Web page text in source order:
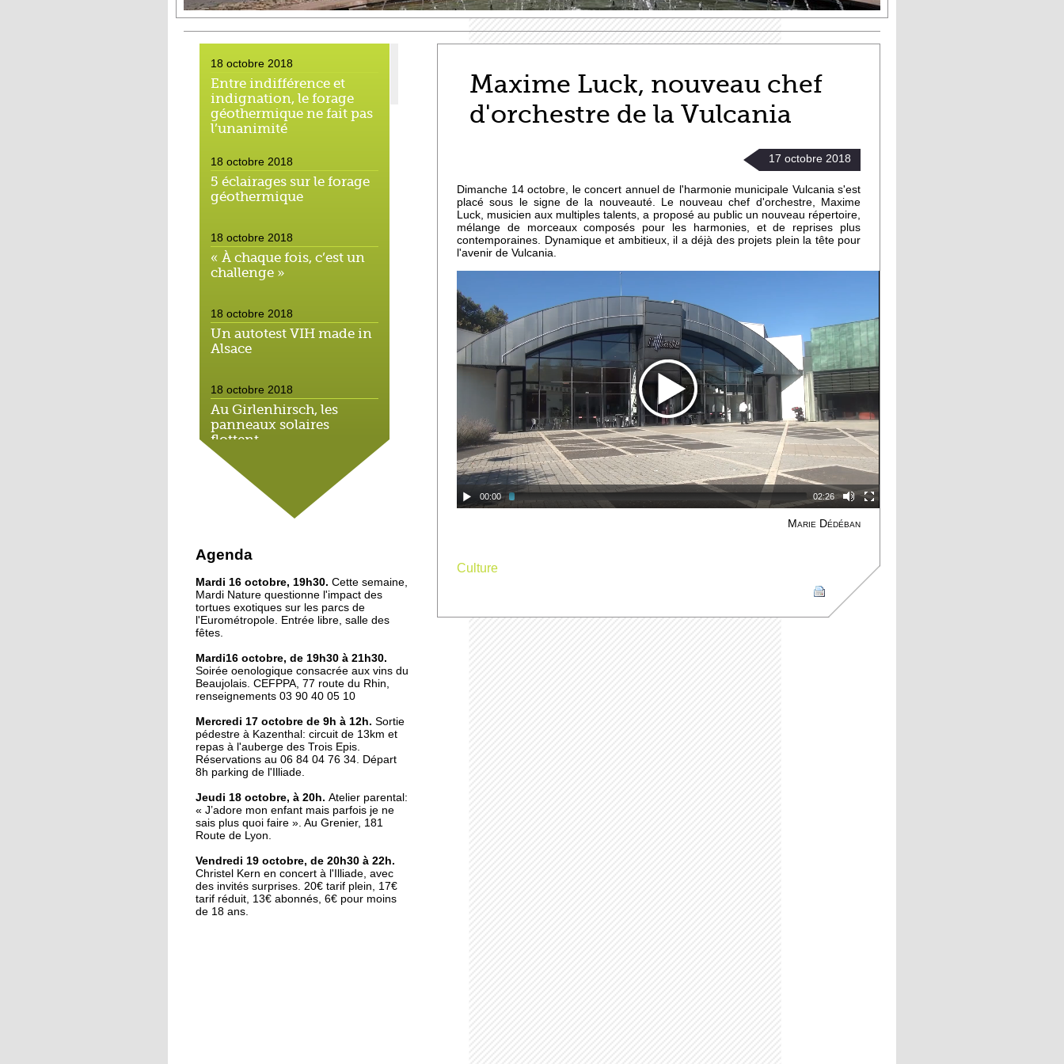
18 octobre 2018
Entre indifférence et
indignation, le forage
géothermique ne fait pas
l’unanimité
18 octobre 2018
5 éclairages sur le forage
géothermique
18 octobre 2018
« À chaque fois, c’est un
challenge »
18 octobre 2018
Un autotest VIH made in
Alsace
18 octobre 2018
Au Girlenhirsch, les
panneaux solaires
flottent
18 octobre 2018
Le bujutsu s'invite aux
Oscars du sport
18 octobre 2018
rêves
17 octobre 2018
4 artistes, 4 univers
17 octobre 2018
Maxime Luck, nouveau
chef d'orchestre de la
Vulcania
Coupe de France : Illkirch
triomphe en
prolongations
16 octobre 2018
Le souvenir de 14-18
ravivé par les lycéens
Agenda
Mardi 16 octobre, 19h30. Cette semaine,
Mardi Nature questionne l'impact des
tortues exotiques sur les parcs de
l'Eurométropole. Entrée libre, salle des
fêtes.
Mardi16 octobre, de 19h30 à 21h30.
Soirée oenologique consacrée aux vins du
Beaujolais. CEFPPA, 77 route du Rhin,
renseignements 03 90 40 05 10
Mercredi 17 octobre de 9h à 12h. Sortie
pédestre à Kazenthal: circuit de 13km et
repas à l'auberge des Trois Epis.
Réservations au 06 84 04 76 34. Départ
8h parking de l'Illiade.
Jeudi 18 octobre, à 20h. Atelier parental:
« J’adore mon enfant mais parfois je ne
sais plus quoi faire ». Au Grenier, 181
Route de Lyon.
Vendredi 19 octobre, de 20h30 à 22h.
Christel Kern en concert à l'Illiade, avec
des invités surprises. 20€ tarif plein, 17€
tarif réduit, 13€ abonnés, 6€ pour moins
de 18 ans.
Maxime Luck, nouveau chef
d'orchestre de la Vulcania
17 octobre 2018
Dimanche 14 octobre, le concert annuel de l'harmonie municipale Vulcania s'est
placé sous le signe de la nouveauté. Le nouveau chef d'orchestre, Maxime
Luck, musicien aux multiples talents, a proposé au public un nouveau répertoire,
mélange de morceaux composés pour les harmonies, et de reprises plus
contemporaines. Dynamique et ambitieux, il a déjà des projets plein la tête pour
l'avenir de Vulcania.
00:00 02:26
Marie Dédéban
Culture